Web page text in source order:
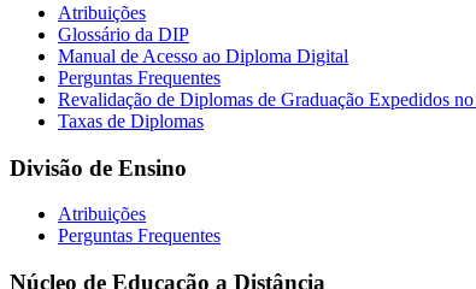
Atribuições
Glossário da DIP
Manual de Acesso ao Diploma Digital
Perguntas Frequentes
Revalidação de Diplomas de Graduação Expedidos
Taxas de Diplomas
Divisão de Ensino
Atribuições
Perguntas Frequentes
Núcleo de Educação a Distância